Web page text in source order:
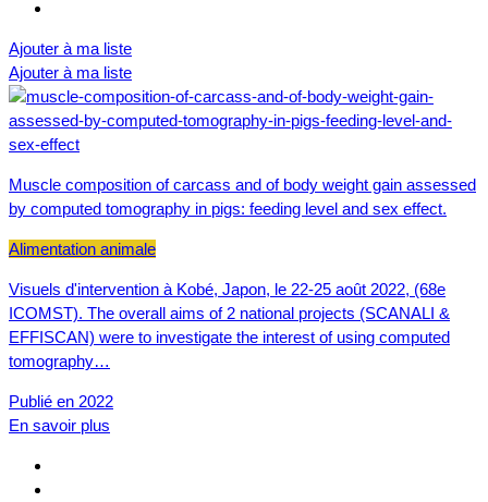
Ajouter à ma liste
Ajouter à ma liste
Muscle composition of carcass and of body weight gain assessed
by computed tomography in pigs: feeding level and sex effect.
Alimentation animale
Visuels d'intervention à Kobé, Japon, le 22-25 août 2022, (68e
ICOMST). The overall aims of 2 national projects (SCANALI &
EFFISCAN) were to investigate the interest of using computed
tomography…
Publié en 2022
En savoir plus